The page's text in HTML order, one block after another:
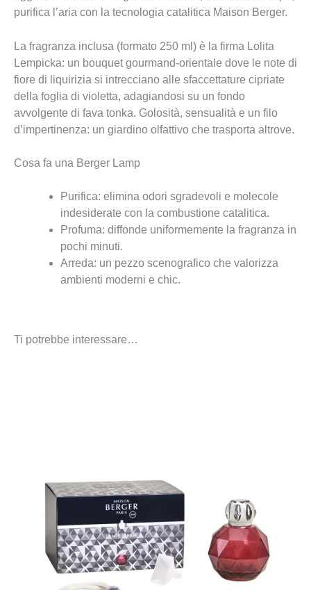
purifica l’aria con la tecnologia catalitica Maison Berger.
La fragranza inclusa (formato 250 ml) è la firma Lolita
Lempicka: un bouquet gourmand-orientale dove le note di
fiore di liquirizia si intrecciano alle sfaccettature cipriate
della foglia di violetta, adagiandosi su un fondo
avvolgente di fava tonka. Golosità, sensualità e un filo
d’impertinenza: un giardino olfattivo che trasporta altrove.
Cosa fa una Berger Lamp
Purifica: elimina odori sgradevoli e molecole
indesiderate con la combustione catalitica.
Profuma: diffonde uniformemente la fragranza in
pochi minuti.
Arreda: un pezzo scenografico che valorizza
ambienti moderni e chic.
Ti potrebbe interessare…